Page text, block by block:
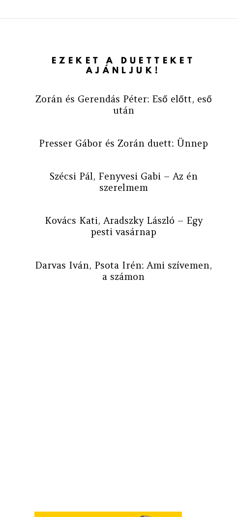
EZEKET A DUETTEKET
AJÁNLJUK!
Zorán és Gerendás Péter: Eső előtt, eső
után
Presser Gábor és Zorán duett: Ünnep
Szécsi Pál, Fenyvesi Gabi – Az én
szerelmem
Kovács Kati, Aradszky László – Egy
pesti vasárnap
Darvas Iván, Psota Irén: Ami szívemen,
a számon